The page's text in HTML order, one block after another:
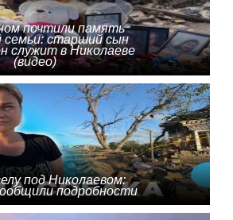
почтили память
семьи: старший сын
служит в Николаеве
(видео)
под Николаевом:
подробности